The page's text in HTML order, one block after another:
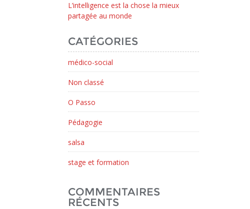
L’intelligence est la chose la mieux
partagée au monde
CATÉGORIES
médico-social
Non classé
O Passo
Pédagogie
salsa
stage et formation
COMMENTAIRES
RÉCENTS